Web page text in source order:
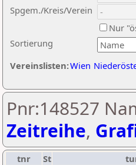
Sortierung
Spgem./Kreis/Verein
Nur
Vereinslisten:Wien
Pnr:148527
Zeitreihe,
tnr St